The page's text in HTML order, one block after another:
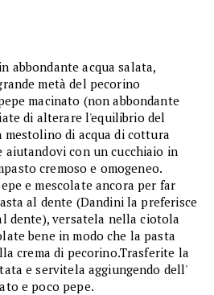
abbondante acqua salata,
metà del pecorino
macinato (non abbondante
di alterare l'equilibrio del
di acqua di cottura
aiutandovi con un cucchiaio in
cremoso e omogeneo.
e mescolate ancora per far
al dente (Dandini la preferisce
dente), versatela nella ciotola
bene in modo che la pasta
crema di pecorino.Trasferite la
e servitela aggiungendo dell'
e poco pepe.